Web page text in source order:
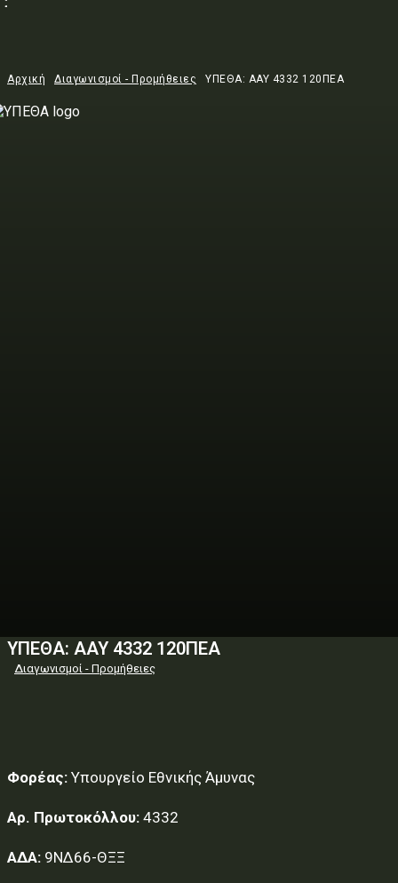
Αρχική Διαγωνισμοί - Προμήθειες ΥΠΕΘΑ: ΑΑΥ 4332 120ΠΕΑ
ΥΠΕΘΑ: ΑΑΥ 4332 120ΠΕΑ
Διαγωνισμοί - Προμήθειες
Φορέας: Υπουργείο Εθνικής Άμυνας
Αρ. Πρωτοκόλλου: 4332
ΑΔΑ: 9ΝΔ66-ΘΞΞ